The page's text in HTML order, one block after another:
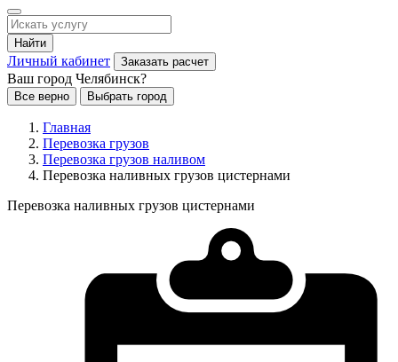
Найти
Личный кабинет Заказать расчет
Ваш город Челябинск?
Все верно Выбрать город
Главная
Перевозка грузов
Перевозка грузов наливом
Перевозка наливных грузов цистернами
Перевозка наливных грузов цистернами